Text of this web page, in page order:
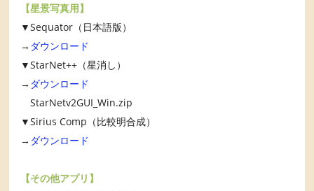
【星景写真用】
▼Sequator（日本語版）
→ ダウンロード
▼StarNet++（星消し）
→ ダウンロード
StarNetv2GUI_Win.zip
▼Sirius Comp（比較明合成）
→ ダウンロード
【その他アプリ】